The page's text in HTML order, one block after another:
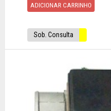
ADICIONAR CARRINHO
Sob. Consulta